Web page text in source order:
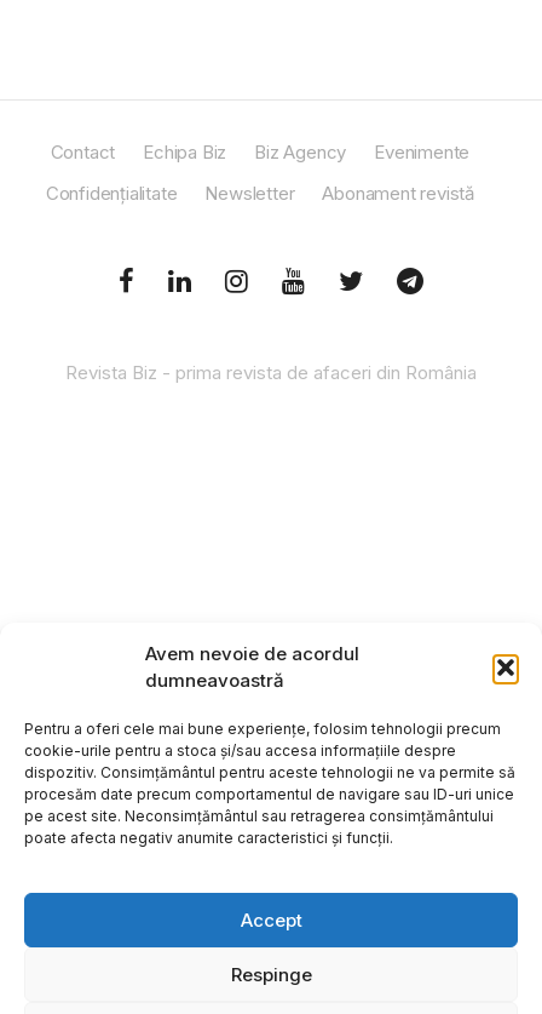
Avem nevoie de acordul
dumneavoastră
Pentru a oferi cele mai bune experiențe, folosim tehnologii precum
cookie-urile pentru a stoca și/sau accesa informațiile despre
dispozitiv. Consimțământul pentru aceste tehnologii ne va permite să
procesăm date precum comportamentul de navigare sau ID-uri unice
pe acest site. Neconsimțământul sau retragerea consimțământului
poate afecta negativ anumite caracteristici și funcții.
Accept
Respinge
Contact Echipa Biz Biz Agency
Evenimente
Confidențialitate
Newsletter Abonament revistă
Revista Biz - prima revista de afaceri din România
Copyright ©2026